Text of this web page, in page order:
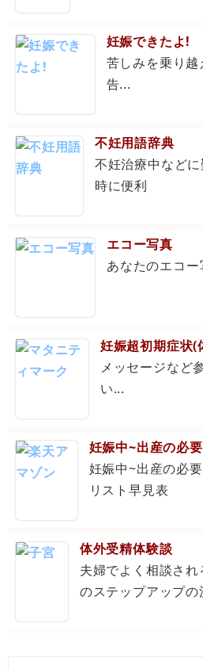
妊娠できたよ!
苦しみを乗り
告...
不妊用語辞典
不妊治療中など
時に便利
エコー写真
あなたのエコ
妊娠超初期症状(
メッセージなど
い...
妊娠中~出産の必
妊娠中~出産の必
リスト早見表
体外受精体験談
夫婦でよく相談さ
のステップアップの